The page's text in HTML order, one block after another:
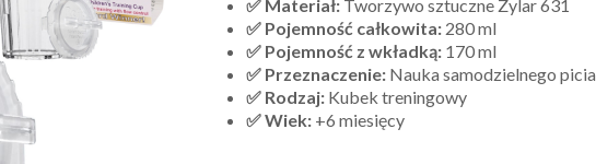
✅ Materiał: Tworzywo sztuczne Zylar 631
✅ Pojemność całkowita: 280 ml
✅ Pojemność z wkładką: 170 ml
✅ Przeznaczenie: Nauka samodzielnego picia
✅ Rodzaj: Kubek treningowy
✅ Wiek: +6 miesięcy